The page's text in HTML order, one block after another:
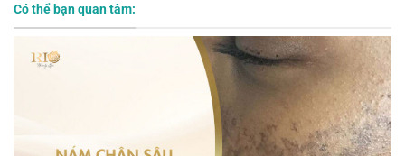
Có thể bạn quan tâm: